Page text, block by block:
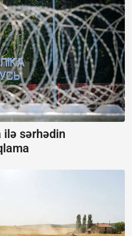
ilə sərhədin